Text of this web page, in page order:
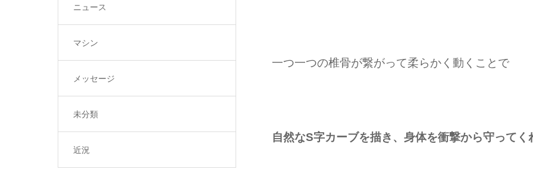
一つ一つの椎骨が繋がって柔らかく動くことで
自然なS字カーブを描き、身体を衝撃から守ってく
ニュース
マシン
メッセージ
未分類
近況